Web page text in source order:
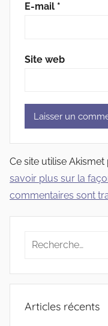
E-mail *
Site web
Ce site utilise
savoir plus sur la
commentaires sont
Recherche
:
Articles récents